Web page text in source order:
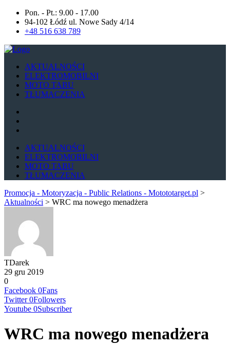
Pon. - Pt.: 9.00 - 17.00
94-102 Łódź ul. Nowe Sady 4/14
+48 516 638 789
AKTUALNOŚCI
ELEKTROMOBILNI
MOTO TABU
TŁUMACZENIA
AKTUALNOŚCI
ELEKTROMOBILNI
MOTO TABU
TŁUMACZENIA
Promocja - Motoryzacja - Public Relations - Motototarget.pl >
Aktualności > WRC ma nowego menadżera
TDarek
29 gru 2019
0
Facebook 0Fans
Twitter 0Followers
Youtube 0Subscriber
WRC ma nowego menadżera